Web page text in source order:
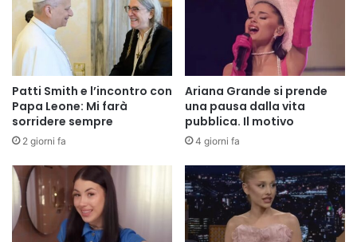
Patti Smith e l’incontro con
Papa Leone: Mi farà
sorridere sempre
2 giorni fa
Ariana Grande si prende
una pausa dalla vita
pubblica. Il motivo
4 giorni fa